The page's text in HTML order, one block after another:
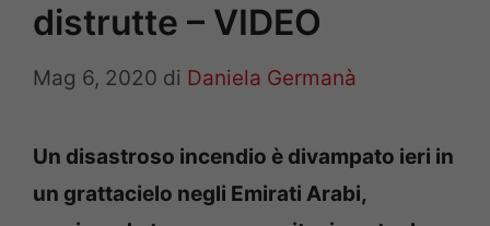
distrutte – VIDEO
Mag 6, 2020 di Daniela Germanà
Un disastroso incendio è divampato ieri in
un grattacielo negli Emirati Arabi,